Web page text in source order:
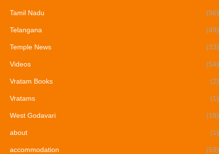
Tamil Nadu (96)
Telangana (49)
Temple News (33)
Videos (54)
Vratam Books (2)
Vratams (1)
West Godavari (18)
about (1)
accommodation (59)